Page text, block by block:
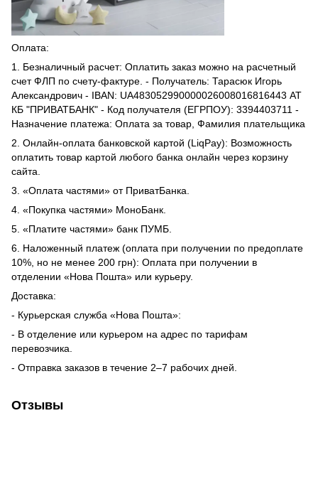
Оплата:
1. Безналичный расчет: Оплатить заказ можно на расчетный
счет ФЛП по счету-фактуре. - Получатель: Тарасюк Игорь
Александрович - IBAN: UA483052990000026008016816443 АТ
КБ "ПРИВАТБАНК" - Код получателя (ЕГРПОУ): 3394403711 -
Назначение платежа: Оплата за товар, Фамилия плательщика
2. Онлайн-оплата банковской картой (LiqPay): Возможность
оплатить товар картой любого банка онлайн через корзину
сайта.
3. «Оплата частями» от ПриватБанка.
4. «Покупка частями» МоноБанк.
5. «Платите частями» банк ПУМБ.
6. Наложенный платеж (оплата при получении по предоплате
10%, но не менее 200 грн): Оплата при получении в
отделении «Нова Пошта» или курьеру.
Доставка:
- Курьерская служба «Нова Пошта»:
- В отделение или курьером на адрес по тарифам
перевозчика.
- Отправка заказов в течение 2–7 рабочих дней.
Отзывы